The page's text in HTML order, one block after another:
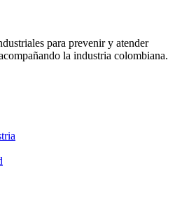
para prevenir y atender
la industria colombiana.